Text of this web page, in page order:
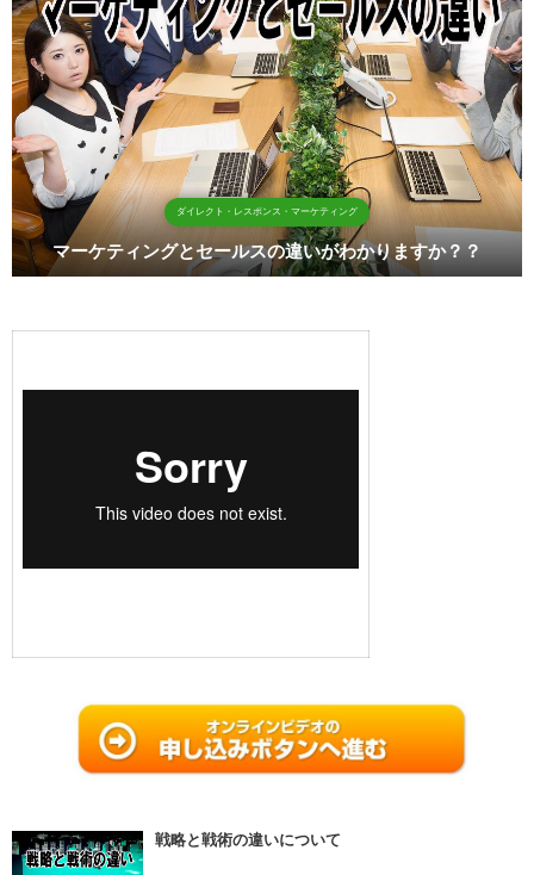
ダイレクト・レスポンス・マーケティング
マーケティングとセールスの違いがわかりますか？？
戦略と戦術の違いについて